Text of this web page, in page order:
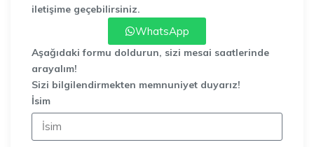
iletişime geçebilirsiniz.
WhatsApp
Aşağıdaki formu doldurun, sizi mesai saatlerinde
arayalım!
Sizi bilgilendirmekten memnuniyet duyarız!
İsim